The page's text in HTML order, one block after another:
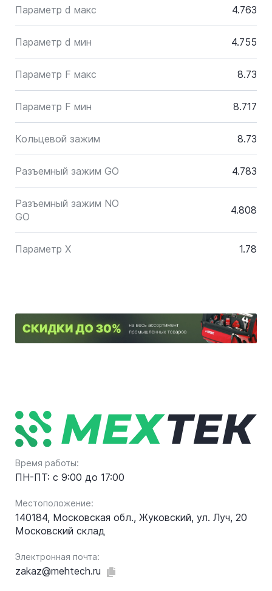
Параметр d макс 4.763
Параметр d мин 4.755
Параметр F макс 8.73
Параметр F мин 8.717
Кольцевой зажим 8.73
Разъемный зажим GO 4.783
Разъемный зажим NO
GO
4.808
Параметр X 1.78
Время работы:
ПН-ПТ: с 9:00 до 17:00
Местоположение:
140184, Московская обл., Жуковский, ул. Луч, 20
Московский склад
Электронная почта:
zakaz@mehtech.ru